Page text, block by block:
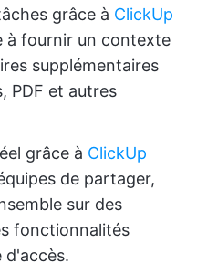
grâce à ClickUp
à fournir un contexte
supplémentaires
PDF et autres
grâce à ClickUp
de partager,
sur des
fonctionnalités
d'accès.